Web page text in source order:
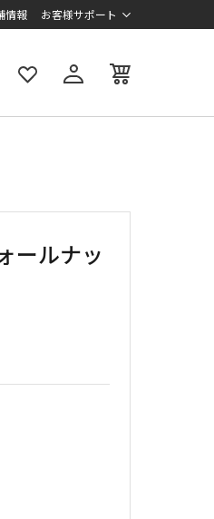
情報 お客様サポート
ールナッ